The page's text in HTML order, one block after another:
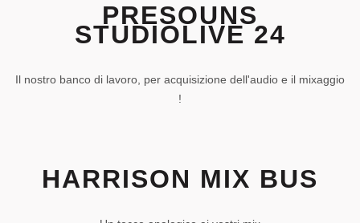
PRESOUNS
STUDIOLIVE 24
Il nostro banco di lavoro, per acquisizione dell'audio e il mixaggio
!
HARRISON MIX BUS